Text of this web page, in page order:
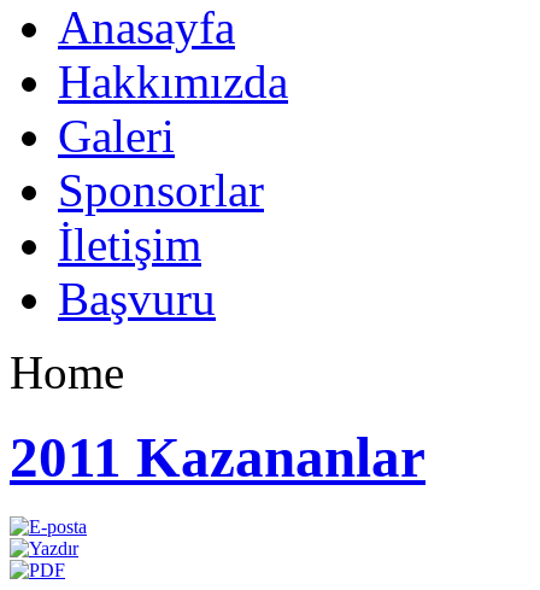
Anasayfa
Hakkımızda
Galeri
Sponsorlar
İletişim
Başvuru
Home
2011 Kazananlar